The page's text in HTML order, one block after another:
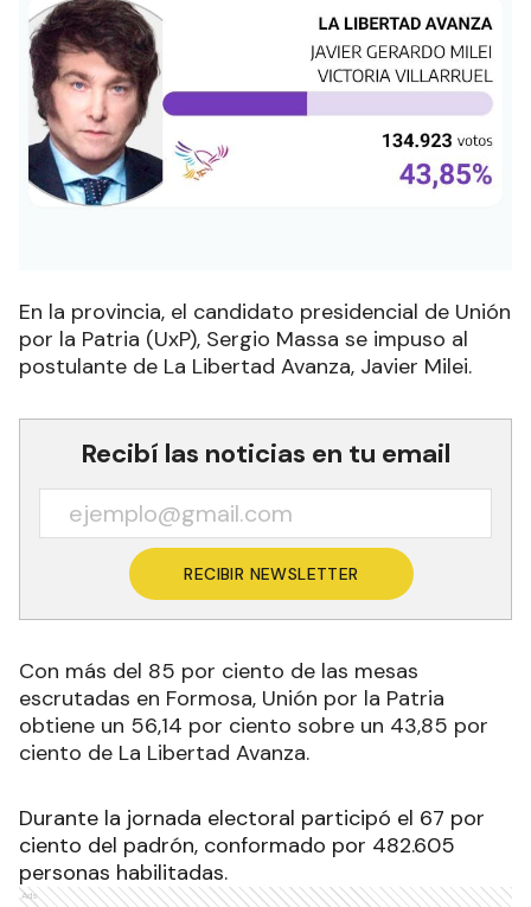
En la provincia, el candidato presidencial de Unión
por la Patria (UxP), Sergio Massa se impuso al
postulante de La Libertad Avanza, Javier Milei.
Recibí las noticias en tu email
RECIBIR NEWSLETTER
Con más del 85 por ciento de las mesas
escrutadas en Formosa, Unión por la Patria
obtiene un 56,14 por ciento sobre un 43,85 por
ciento de La Libertad Avanza.
Durante la jornada electoral participó el 67 por
ciento del padrón, conformado por 482.605
personas habilitadas.
Ads